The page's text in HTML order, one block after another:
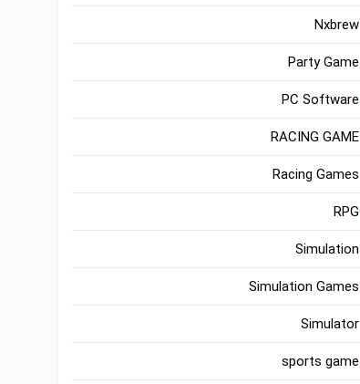
Nxbrew
Party Game
PC Software
RACING GAME
Racing Games
RPG
Simulation
Simulation Games
Simulator
sports game